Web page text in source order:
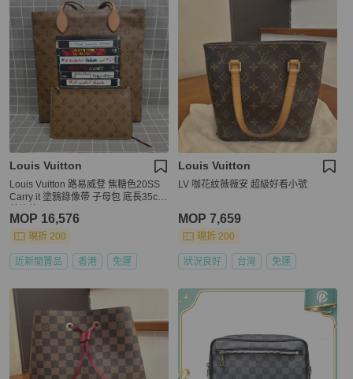
Louis Vuitton
Louis Vuitton 路易威登 焦糖色20SS
Carry it 塗鴉錄像帶 子母包 底長35cm
MOP 16,576
現折 200
近新閒置品 香港 免運
Louis Vuitton
LV 咖花紋薇薇安 超級好看小號
MOP 7,659
現折 200
狀況良好 台灣 免運